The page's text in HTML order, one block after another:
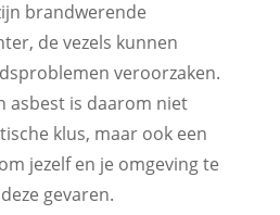
brandwerende
de vezels kunnen
veroorzaken.
asbest is daarom niet
klus, maar ook een
jezelf en je omgeving te
gevaren.